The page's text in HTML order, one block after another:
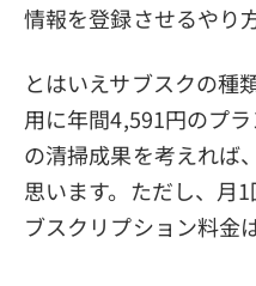
情報を登録させるやり
とはいえサブスクの種
用に年間4,591円のプ
の清掃成果を考えれば
思います。ただし、月
ブスクリプション料金